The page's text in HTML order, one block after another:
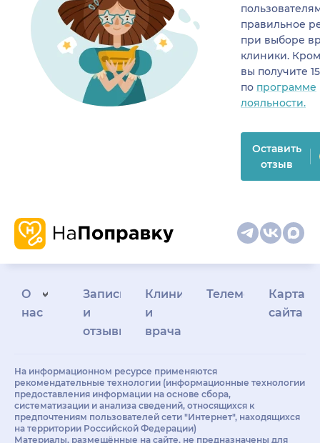
правильное
при выборе
клиники.
вы получите
по программе
лояльности.
Оставить
отзыв
О
нас
Запись
и
отзывы
Клиникам
и
врачам
Телемедицина
Карта
сайта
На информационном ресурсе применяются
рекомендательные технологии (информационные технологии
предоставления информации на основе сбора,
систематизации и анализа сведений, относящихся к
предпочтениям пользователей сети "Интернет", находящихся
на территории Российской Федерации)
Материалы, размещённые на сайте, не предназначены для